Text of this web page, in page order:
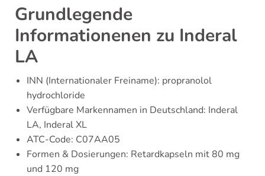
Grundlegende
Informationenen zu Inderal
LA
INN (Internationaler Freiname): propranolol
hydrochloride
Verfügbare Markennamen in Deutschland: Inderal
LA, Inderal XL
ATC-Code: C07AA05
Formen & Dosierungen: Retardkapseln mit 80 mg
und 120 mg